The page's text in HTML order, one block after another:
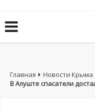
Главная
Новости Крыма
В Алуште спасатели